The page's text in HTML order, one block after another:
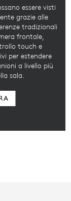
essere visti
grazie alle
tradizionali
frontale,
touch e
per estendere
a livello più
sala.